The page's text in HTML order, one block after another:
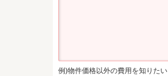
例)物件価格以外の費用を知りたい